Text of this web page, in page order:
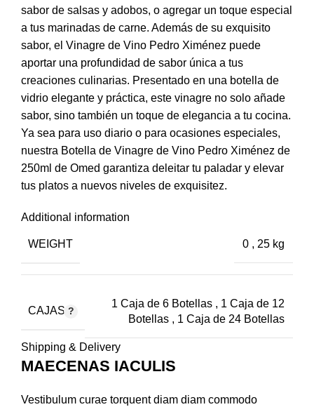
sabor de salsas y adobos, o agregar un toque especial
a tus marinadas de carne. Además de su exquisito
sabor, el Vinagre de Vino Pedro Ximénez puede
aportar una profundidad de sabor única a tus
creaciones culinarias. Presentado en una botella de
vidrio elegante y práctica, este vinagre no solo añade
sabor, sino también un toque de elegancia a tu cocina.
Ya sea para uso diario o para ocasiones especiales,
nuestra Botella de Vinagre de Vino Pedro Ximénez de
250ml de Omed garantiza deleitar tu paladar y elevar
tus platos a nuevos niveles de exquisitez.
Additional information
WEIGHT 0 , 25 kg
CAJAS
1 Caja de 6 Botellas , 1 Caja de 12
Botellas , 1 Caja de 24 Botellas
Shipping & Delivery
MAECENAS IACULIS
Vestibulum curae torquent diam diam commodo